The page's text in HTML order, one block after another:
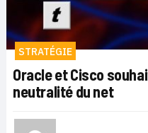
STRATÉGIE
Oracle et Cisco
neutralité du net